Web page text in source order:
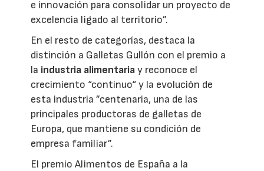
e innovación para consolidar un proyecto de
excelencia ligado al territorio”.
En el resto de categorías, destaca la
distinción a Galletas Gullón con el premio a
la industria alimentariay reconoce el
crecimiento “continuo“ y la evolución de
esta industria ”centenaria, una de las
principales productoras de galletas de
Europa, que mantiene su condición de
empresa familiar”.
El premio Alimentos de España a la